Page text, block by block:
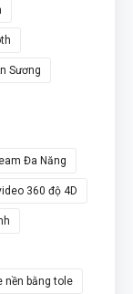
Sương
Đa Năng
360 độ 4D
nền bằng tole